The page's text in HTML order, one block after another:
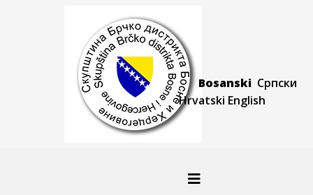
Bosanski Српски
Hrvatski English